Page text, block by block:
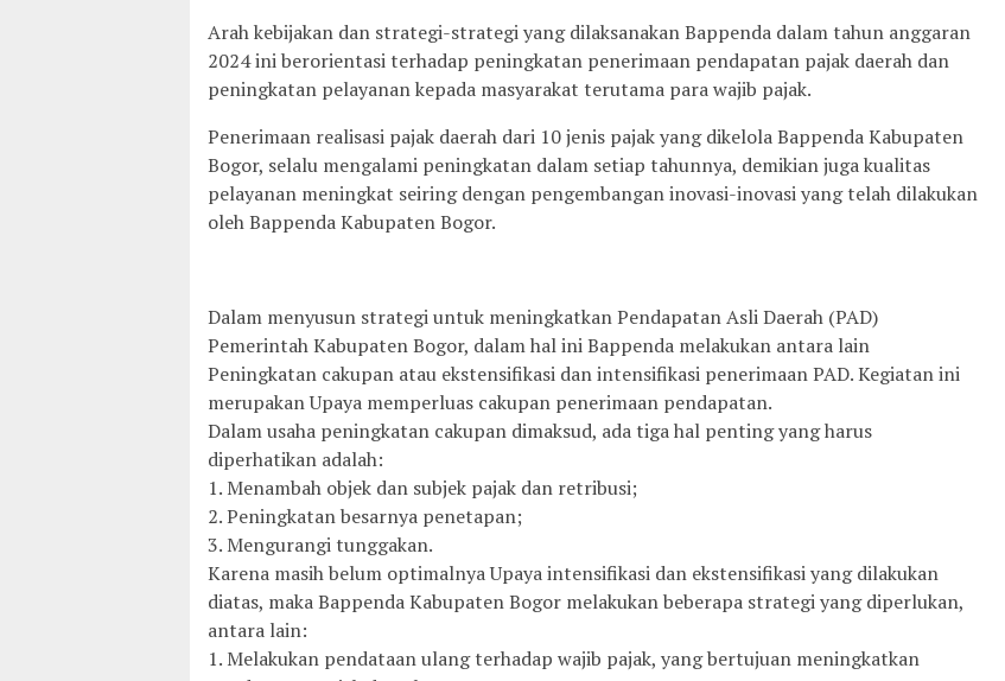
Arah kebijakan dan strategi-strategi yang dilaksanakan Bappenda dalam tahun anggaran
2024 ini berorientasi terhadap peningkatan penerimaan pendapatan pajak daerah dan
peningkatan pelayanan kepada masyarakat terutama para wajib pajak.
Penerimaan realisasi pajak daerah dari 10 jenis pajak yang dikelola Bappenda Kabupaten
Bogor, selalu mengalami peningkatan dalam setiap tahunnya, demikian juga kualitas
pelayanan meningkat seiring dengan pengembangan inovasi-inovasi yang telah dilakukan
oleh Bappenda Kabupaten Bogor.
Dalam menyusun strategi untuk meningkatkan Pendapatan Asli Daerah (PAD)
Pemerintah Kabupaten Bogor, dalam hal ini Bappenda melakukan antara lain
Peningkatan cakupan atau ekstensifikasi dan intensifikasi penerimaan PAD. Kegiatan ini
merupakan Upaya memperluas cakupan penerimaan pendapatan.
Dalam usaha peningkatan cakupan dimaksud, ada tiga hal penting yang harus
diperhatikan adalah:
1. Menambah objek dan subjek pajak dan retribusi;
2. Peningkatan besarnya penetapan;
3. Mengurangi tunggakan.
Karena masih belum optimalnya Upaya intensifikasi dan ekstensifikasi yang dilakukan
diatas, maka Bappenda Kabupaten Bogor melakukan beberapa strategi yang diperlukan,
antara lain:
1. Melakukan pendataan ulang terhadap wajib pajak, yang bertujuan meningkatkan